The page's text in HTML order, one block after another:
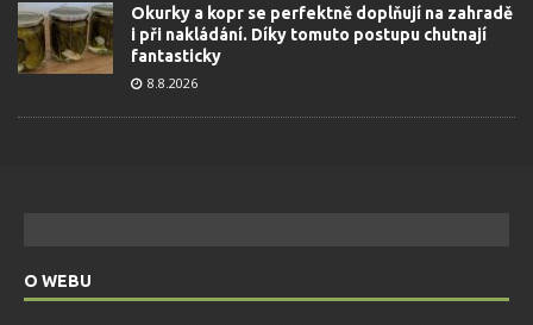
Okurky a kopr se perfektně doplňují na zahradě
i při nakládání. Díky tomuto postupu chutnají
fantasticky
8.8.2026
O WEBU